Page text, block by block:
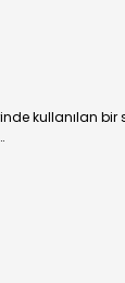
kullanılan bir